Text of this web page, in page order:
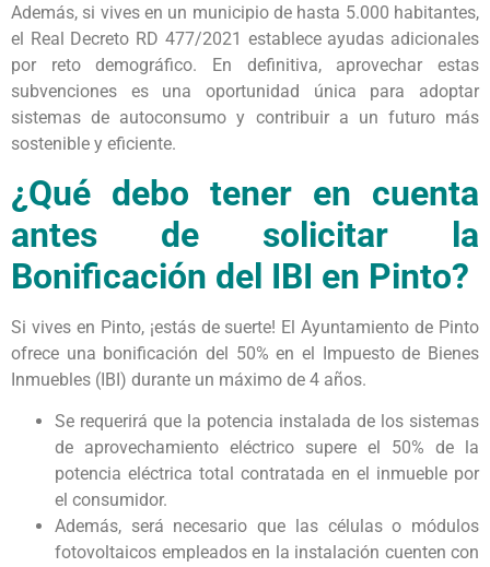
Además, si vives en un municipio de hasta 5.000 habitantes,
el Real Decreto RD 477/2021 establece ayudas adicionales
por reto demográfico. En definitiva, aprovechar estas
subvenciones es una oportunidad única para adoptar
sistemas de autoconsumo y contribuir a un futuro más
sostenible y eficiente.
¿Qué debo tener en cuenta
antes de solicitar la
Bonificación del IBI en Pinto?
Si vives en Pinto, ¡estás de suerte! El Ayuntamiento de Pinto
ofrece una bonificación del 50% en el Impuesto de Bienes
Inmuebles (IBI) durante un máximo de 4 años.
Se requerirá que la potencia instalada de los sistemas
de aprovechamiento eléctrico supere el 50% de la
potencia eléctrica total contratada en el inmueble por
el consumidor.
Además, será necesario que las células o módulos
fotovoltaicos empleados en la instalación cuenten con